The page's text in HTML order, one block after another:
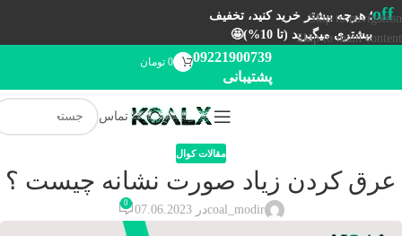
Skip to navigation
Skip to main content
off؛ هرچه بیشتر خرید کنید، تخفیف
بیشتری میگیرید (تا 10%)🤩
09221900739
پشتیبانی
0 تومان
تماس
مقالات کوال
عرق كردن زياد صورت نشانه چيست ؟
coal_modirدر 07.06.2023 0